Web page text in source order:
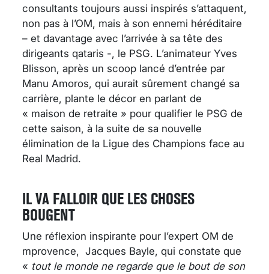
consultants toujours aussi inspirés s’attaquent,
non pas à l’OM, mais à son ennemi héréditaire
– et davantage avec l’arrivée à sa tête des
dirigeants qataris -, le PSG. L’animateur Yves
Blisson, après un scoop lancé d’entrée par
Manu Amoros, qui aurait sûrement changé sa
carrière, plante le décor en parlant de
« maison de retraite » pour qualifier le PSG de
cette saison, à la suite de sa nouvelle
élimination de la Ligue des Champions face au
Real Madrid.
IL VA FALLOIR QUE LES CHOSES
BOUGENT
Une réflexion inspirante pour l’expert OM de
mprovence, Jacques Bayle, qui constate que
« tout le monde ne regarde que le bout de son